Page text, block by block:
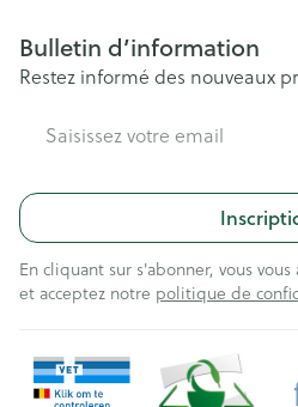
Bulletin d’information
Restez informé des nouveaux
En cliquant sur s'abonner, vous
et acceptez notre politique de